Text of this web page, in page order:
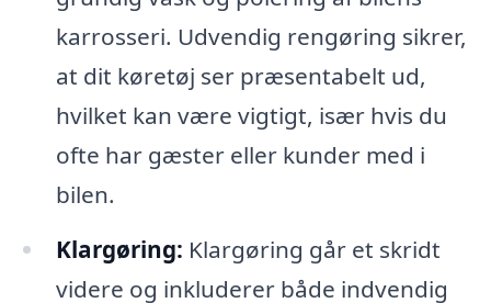
karrosseri. Udvendig rengøring sikrer,
at dit køretøj ser præsentabelt ud,
hvilket kan være vigtigt, især hvis du
ofte har gæster eller kunder med i
bilen.
Klargøring: Klargøring går et skridt
videre og inkluderer både indvendig